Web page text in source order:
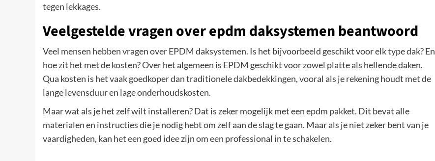
tegen lekkages.
Veelgestelde vragen over epdm daksystemen beantwoord
Veel mensen hebben vragen over EPDM daksystemen. Is het bijvoorbeeld geschikt voor elk type dak? En
hoe zit het met de kosten? Over het algemeen is EPDM geschikt voor zowel platte als hellende daken.
Qua kosten is het vaak goedkoper dan traditionele dakbedekkingen, vooral als je rekening houdt met de
lange levensduur en lage onderhoudskosten.
Maar wat als je het zelf wilt installeren? Dat is zeker mogelijk met eenepdm pakket. Dit bevat alle
materialen en instructies die je nodig hebt om zelf aan de slag te gaan. Maar als je niet zeker bent van je
vaardigheden, kan het een goed idee zijn om een professional in te schakelen.